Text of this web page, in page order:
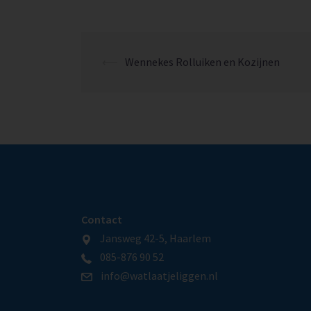
Wennekes Rolluiken en Kozijnen
Contact
Jansweg 42-5, Haarlem
085-876 90 52
info@watlaatjeliggen.nl